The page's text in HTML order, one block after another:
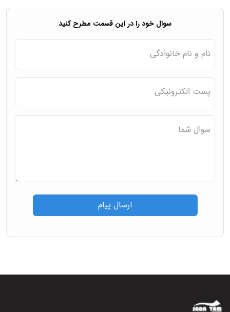
سوال خود را در این قسمت مطرح کنید
نام و نام خانوادگی
پست الکترونیکی
سوال شما
ارسال پیام